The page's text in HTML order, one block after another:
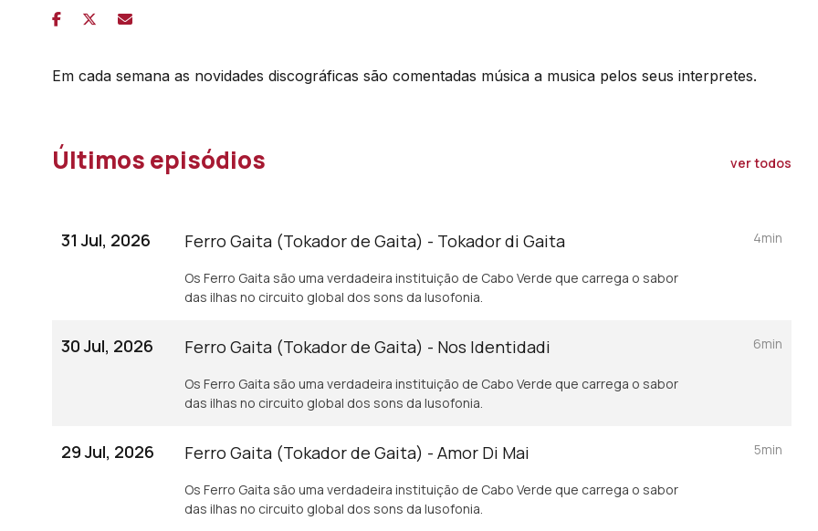
Em cada semana as novidades discográficas são comentadas música a musica pelos seus interpretes.
Últimos episódios ver todos
31 Jul, 2026 Ferro Gaita (Tokador de Gaita) - Tokador di Gaita
Os Ferro Gaita são uma verdadeira instituição de Cabo Verde que carrega o sabor
das ilhas no circuito global dos sons da lusofonia.
4min
30 Jul, 2026 Ferro Gaita (Tokador de Gaita) - Nos Identidadi
Os Ferro Gaita são uma verdadeira instituição de Cabo Verde que carrega o sabor
das ilhas no circuito global dos sons da lusofonia.
6min
29 Jul, 2026 Ferro Gaita (Tokador de Gaita) - Amor Di Mai
Os Ferro Gaita são uma verdadeira instituição de Cabo Verde que carrega o sabor
das ilhas no circuito global dos sons da lusofonia.
5min